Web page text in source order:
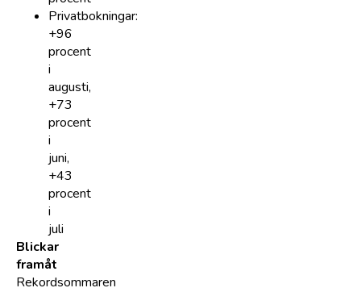
Privatbokningar:
+96
procent
i
augusti,
+73
procent
i
juni,
+43
procent
i
juli
Blickar
framåt
Rekordsommaren